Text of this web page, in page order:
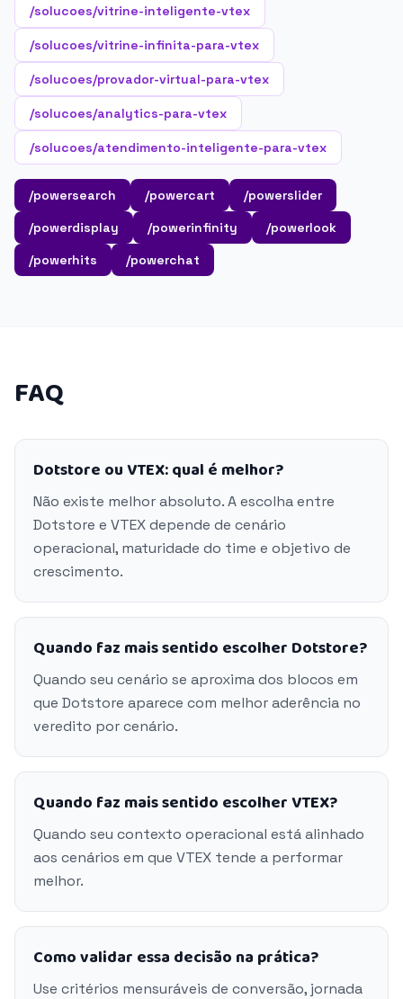
/solucoes/vitrine-inteligente-vtex
/solucoes/vitrine-infinita-para-vtex
/solucoes/provador-virtual-para-vtex
/solucoes/analytics-para-vtex
/solucoes/atendimento-inteligente-para-vtex
/powersearch /powercart
/powerslider
/powerdisplay
/powerinfinity
/powerlook
/powerhits
/powerchat
FAQ
Dotstore ou VTEX: qual é melhor?
Não existe melhor absoluto. A escolha entre
Dotstore e VTEX depende de cenário
operacional, maturidade do time e objetivo de
crescimento.
Quando faz mais sentido escolher Dotstore?
Quando seu cenário se aproxima dos blocos em
que Dotstore aparece com melhor aderência no
veredito por cenário.
Quando faz mais sentido escolher VTEX?
Quando seu contexto operacional está alinhado
aos cenários em que VTEX tende a performar
melhor.
Como validar essa decisão na prática?
Use critérios mensuráveis de conversão, jornada